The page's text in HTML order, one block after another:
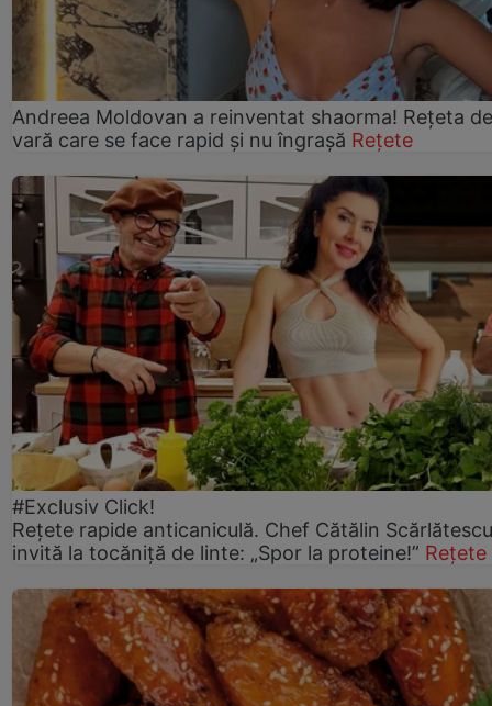
Andreea Moldovan a reinventat shaorma! Rețeta de
vară care se face rapid și nu îngrașă Rețete
#Exclusiv Click!
Rețete rapide anticaniculă. Chef Cătălin
invită la tocăniță de linte: „Spor la proteine!” Rețete